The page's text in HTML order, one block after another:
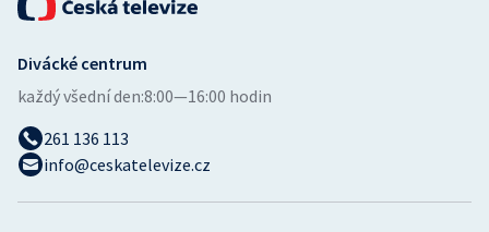
Divácké centrum
každý všední den:8:00—16:00 hodin
261 136 113
info@ceskatelevize.cz